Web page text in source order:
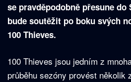
se pravděpodobně přesune do
bude soutěžit po boku svých
100 Thieves.
100 Thieves jsou jedním z
průběhu sezóny provést několik